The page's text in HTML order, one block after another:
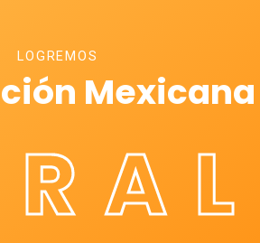
LOGREMOS
Mexicana